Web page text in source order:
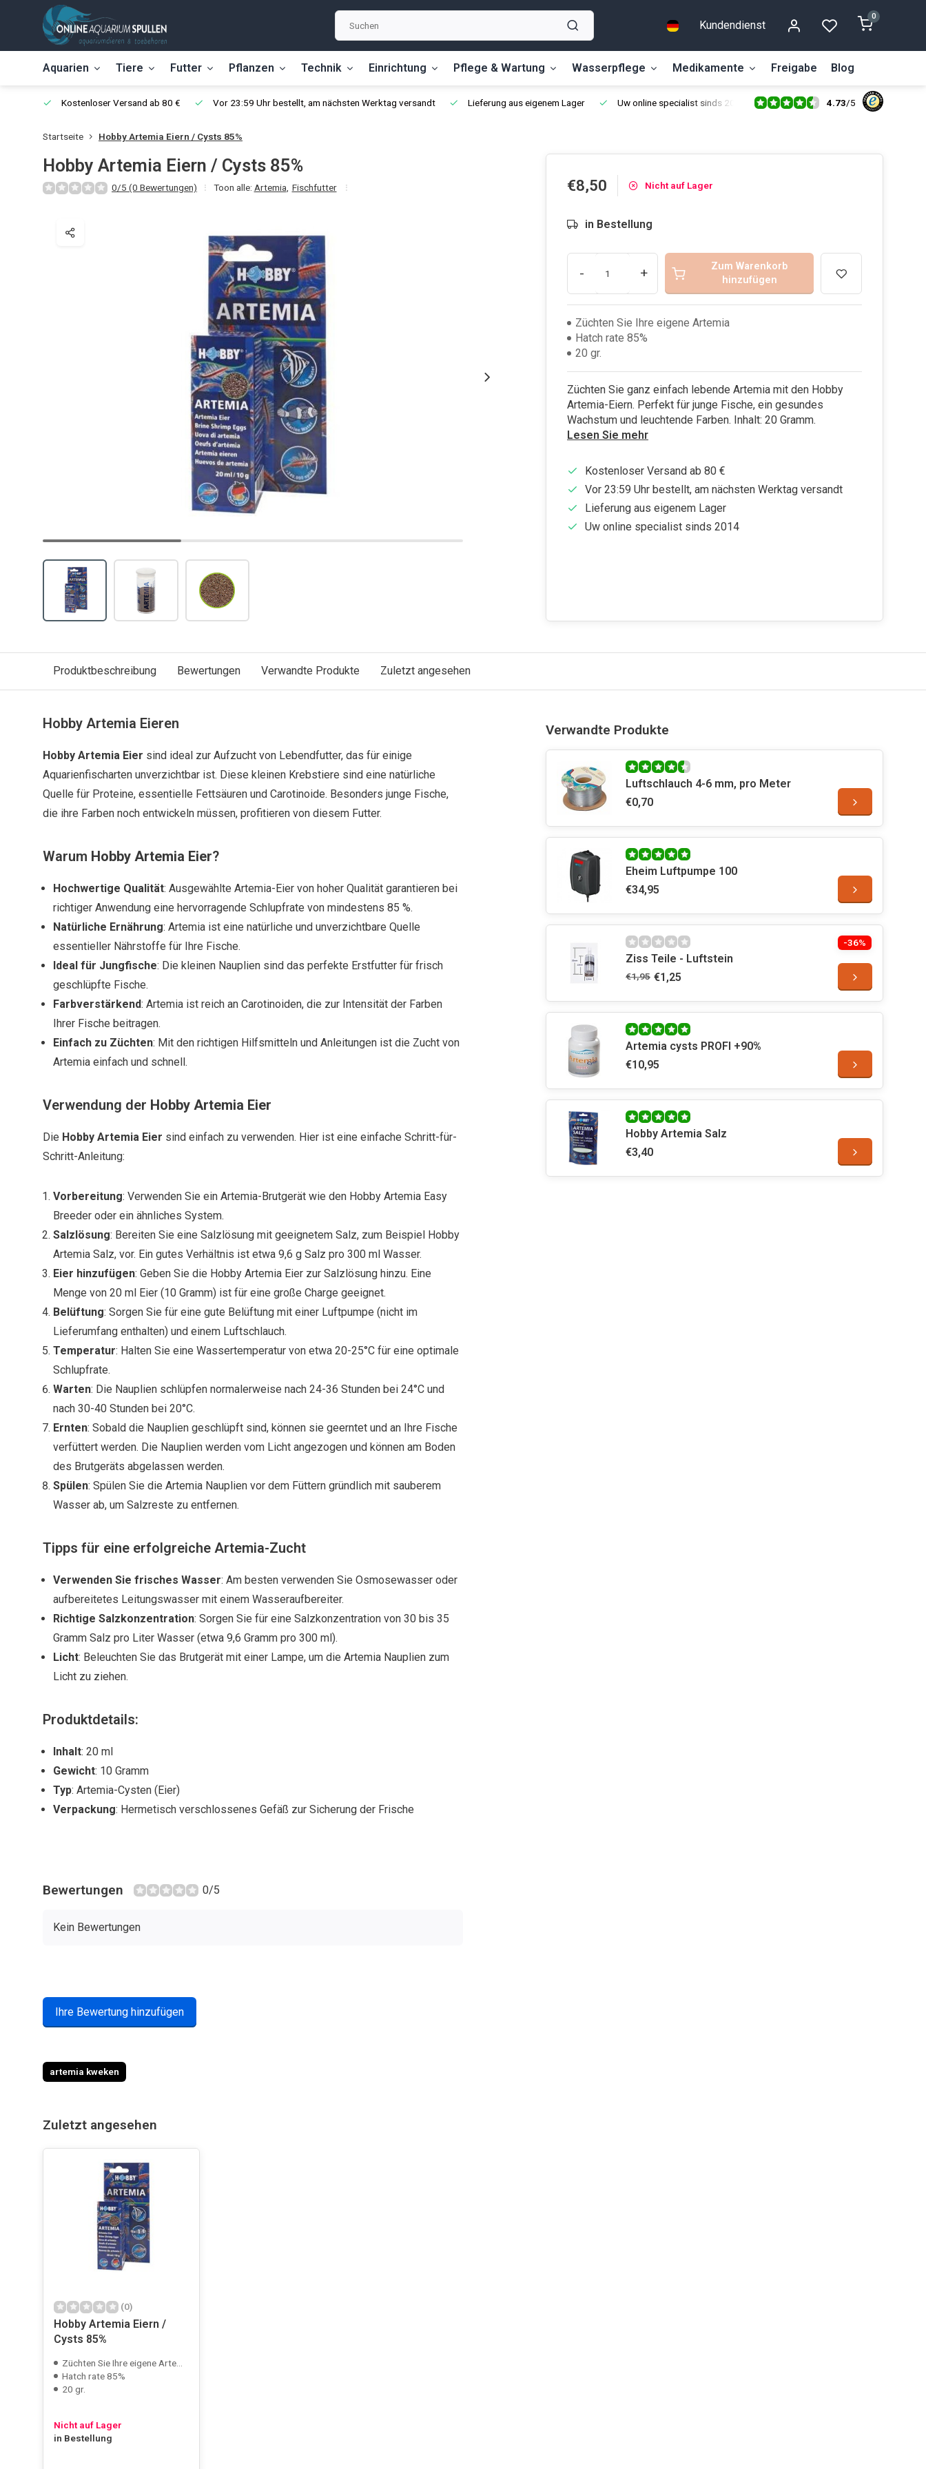
Kundendienst
0
Aquarien Tiere Futter Pflanzen Technik Einrichtung Pflege & Wartung Wasserpflege Medikamente Freigabe Blog
Kostenloser Versand ab 80 € Vor 23:59 Uhr bestellt, am nächsten Werktag versandt Lieferung aus eigenem Lager Uw online specialist sinds 2014 4.73/5
Startseite Hobby Artemia Eiern / Cysts 85%
Hobby Artemia Eiern / Cysts 85%
0/5 (0 Bewertungen) Toon alle: Artemia Fischfutter €8,50 Nicht auf Lager
in Bestellung
- +
Zum Warenkorb
hinzufügen
Züchten Sie Ihre eigene Artemia
Hatch rate 85%
20 gr.
Züchten Sie ganz einfach lebende Artemia mit den Hobby
Artemia-Eiern. Perfekt für junge Fische, ein gesundes
Wachstum und leuchtende Farben. Inhalt: 20 Gramm.
Lesen Sie mehr
Kostenloser Versand ab 80 €
Vor 23:59 Uhr bestellt, am nächsten Werktag versandt
Lieferung aus eigenem Lager
Uw online specialist sinds 2014
Produktbeschreibung Bewertungen Verwandte Produkte Zuletzt angesehen
Hobby Artemia Eieren
Hobby Artemia Eier sind ideal zur Aufzucht von Lebendfutter, das für einige
Aquarienfischarten unverzichtbar ist. Diese kleinen Krebstiere sind eine natürliche
Quelle für Proteine, essentielle Fettsäuren und Carotinoide. Besonders junge Fische,
die ihre Farben noch entwickeln müssen, profitieren von diesem Futter.
Warum Hobby Artemia Eier?
Hochwertige Qualität: Ausgewählte Artemia-Eier von hoher Qualität garantieren bei
richtiger Anwendung eine hervorragende Schlupfrate von mindestens 85 %.
Natürliche Ernährung: Artemia ist eine natürliche und unverzichtbare Quelle
essentieller Nährstoffe für Ihre Fische.
Ideal für Jungfische: Die kleinen Nauplien sind das perfekte Erstfutter für frisch
geschlüpfte Fische.
Farbverstärkend: Artemia ist reich an Carotinoiden, die zur Intensität der Farben
Ihrer Fische beitragen.
Einfach zu Züchten: Mit den richtigen Hilfsmitteln und Anleitungen ist die Zucht von
Artemia einfach und schnell.
Verwendung der Hobby Artemia Eier
Die Hobby Artemia Eier sind einfach zu verwenden. Hier ist eine einfache Schritt-für-
Schritt-Anleitung:
Vorbereitung: Verwenden Sie ein Artemia-Brutgerät wie den Hobby Artemia Easy
Breeder oder ein ähnliches System.
Salzlösung: Bereiten Sie eine Salzlösung mit geeignetem Salz, zum Beispiel Hobby
Artemia Salz, vor. Ein gutes Verhältnis ist etwa 9,6 g Salz pro 300 ml Wasser.
Eier hinzufügen: Geben Sie die Hobby Artemia Eier zur Salzlösung hinzu. Eine
Menge von 20 ml Eier (10 Gramm) ist für eine große Charge geeignet.
Belüftung: Sorgen Sie für eine gute Belüftung mit einer Luftpumpe (nicht im
Lieferumfang enthalten) und einem Luftschlauch.
Temperatur: Halten Sie eine Wassertemperatur von etwa 20-25°C für eine optimale
Schlupfrate.
Warten: Die Nauplien schlüpfen normalerweise nach 24-36 Stunden bei 24°C und
nach 30-40 Stunden bei 20°C.
Ernten: Sobald die Nauplien geschlüpft sind, können sie geerntet und an Ihre Fische
verfüttert werden. Die Nauplien werden vom Licht angezogen und können am Boden
des Brutgeräts abgelassen werden.
Spülen: Spülen Sie die Artemia Nauplien vor dem Füttern gründlich mit sauberem
Wasser ab, um Salzreste zu entfernen.
Tipps für eine erfolgreiche Artemia-Zucht
Verwenden Sie frisches Wasser: Am besten verwenden Sie Osmosewasser oder
aufbereitetes Leitungswasser mit einem Wasseraufbereiter.
Richtige Salzkonzentration: Sorgen Sie für eine Salzkonzentration von 30 bis 35
Gramm Salz pro Liter Wasser (etwa 9,6 Gramm pro 300 ml).
Licht: Beleuchten Sie das Brutgerät mit einer Lampe, um die Artemia Nauplien zum
Licht zu ziehen.
Produktdetails:
Inhalt: 20 ml
Gewicht: 10 Gramm
Typ: Artemia-Cysten (Eier)
Verpackung: Hermetisch verschlossenes Gefäß zur Sicherung der Frische
Bewertungen 0/5
Kein Bewertungen
Ihre Bewertung hinzufügen
artemia kweken
Verwandte Produkte
Luftschlauch 4-6 mm, pro Meter
€0,70
Eheim Luftpumpe 100
€34,95
Ziss Teile - Luftstein
€1,95 €1,25
-36%
Artemia cysts PROFI +90%
€10,95
Hobby Artemia Salz
€3,40
Zuletzt angesehen
(0)
Hobby Artemia Eiern /
Cysts 85%
Züchten Sie Ihre eigene Artemia
Hatch rate 85%
20 gr.
Nicht auf Lager
in Bestellung